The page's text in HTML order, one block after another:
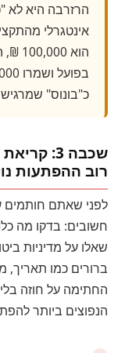
הרזרבה היא לא
אינטגרלי
כ"בונוס" שמרגיש
שכבה 3:
רוב ההפתעות
לפני שאתם חותמים
חשובים: בדקו מה
שאלו על מדיניות
ברורים כמו תאריך,
החתימה על חוזה
הנפוצים ביותר